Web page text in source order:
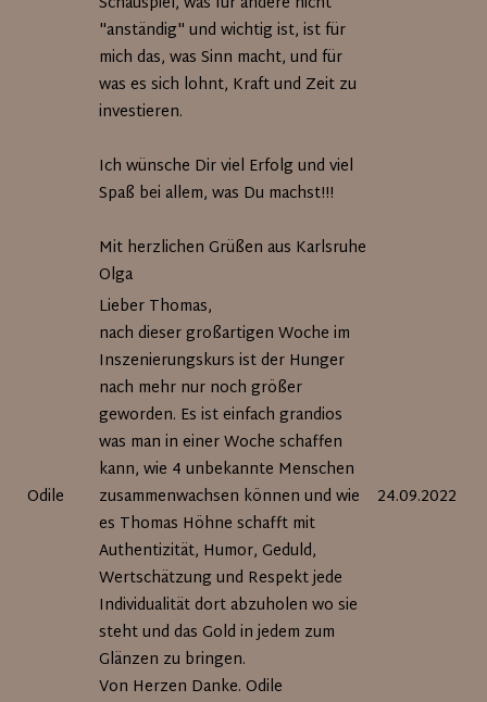
"anständig" und wichtig ist, ist für
mich das, was Sinn macht, und für
was es sich lohnt, Kraft und Zeit zu
investieren.
Ich wünsche Dir viel Erfolg und viel
Spaß bei allem, was Du machst!!!
Mit herzlichen Grüßen aus Karlsruhe
Olga
Odile
Lieber Thomas,
nach dieser großartigen Woche im
Inszenierungskurs ist der Hunger
nach mehr nur noch größer
geworden. Es ist einfach grandios
was man in einer Woche schaffen
kann, wie 4 unbekannte Menschen
zusammenwachsen können und wie
es Thomas Höhne schafft mit
Authentizität, Humor, Geduld,
Wertschätzung und Respekt jede
Individualität dort abzuholen wo sie
steht und das Gold in jedem zum
Glänzen zu bringen.
Von Herzen Danke. Odile
24.09.2022